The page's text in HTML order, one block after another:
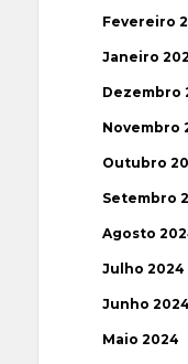
Fevereiro
Janeiro
Dezembro
Novembro
Outubro
Setembro
Agosto
Julho 2024
Junho 2024
Maio 2024